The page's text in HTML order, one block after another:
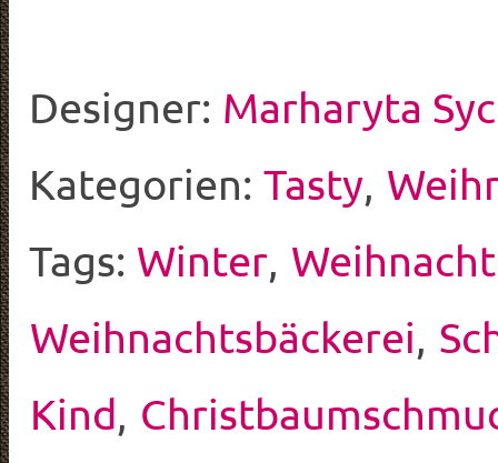
Designer: Marharyta
Kategorien: Tasty,
Tags: Winter,
Weihnachtsbäckerei,
Kind,